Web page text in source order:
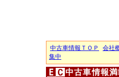
中古車情報ＴＯＰ 会社
集中
中古車情報